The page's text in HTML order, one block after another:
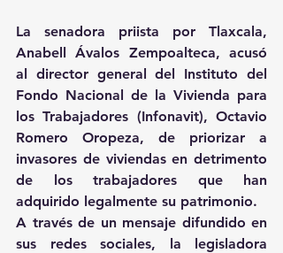
La senadora priista por Tlaxcala,
Anabell Ávalos Zempoalteca, acusó
al director general del Instituto del
Fondo Nacional de la Vivienda para
los Trabajadores (Infonavit), Octavio
Romero Oropeza, de priorizar a
invasores de viviendas en detrimento
de los trabajadores que han
adquirido legalmente su patrimonio.
A través de un mensaje difundido en
sus redes sociales, la legisladora